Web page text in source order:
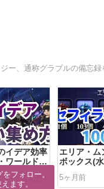
ー、通称グラブルの備忘録
イデア効率
ワールド
エリア・ム
ボックス(
5ヶ月前
フォロー。
ます。